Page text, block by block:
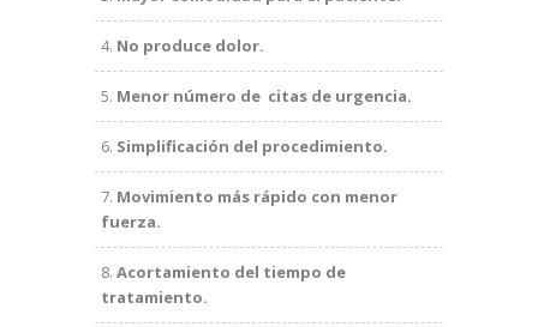
No produce dolor.
Menor número de citas de urgencia.
Simplificación del procedimiento.
Movimiento más rápido con menor
fuerza.
Acortamiento del tiempo de
tratamiento.